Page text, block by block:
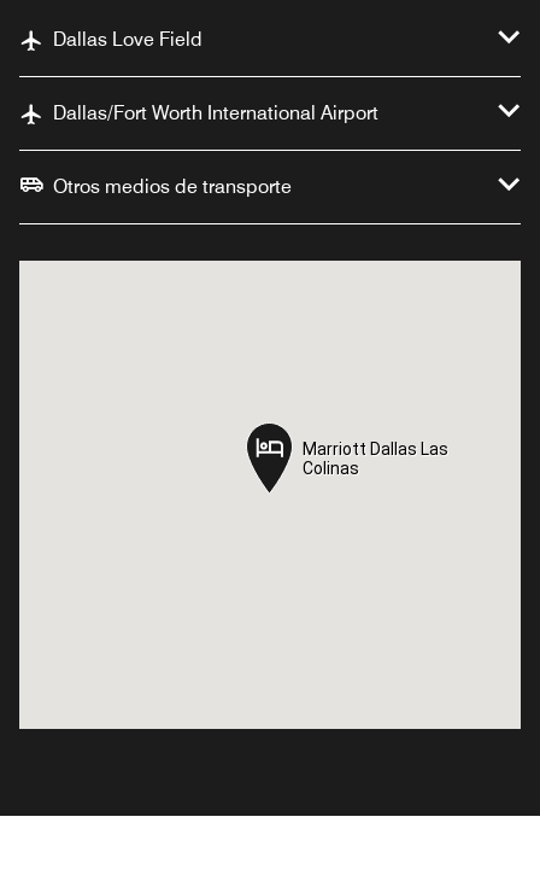
Dallas Love Field
Dallas/Fort Worth International Airport
Otros medios de transporte
Marriott Dallas Las
Colinas
Marriott Dallas Las
Colinas